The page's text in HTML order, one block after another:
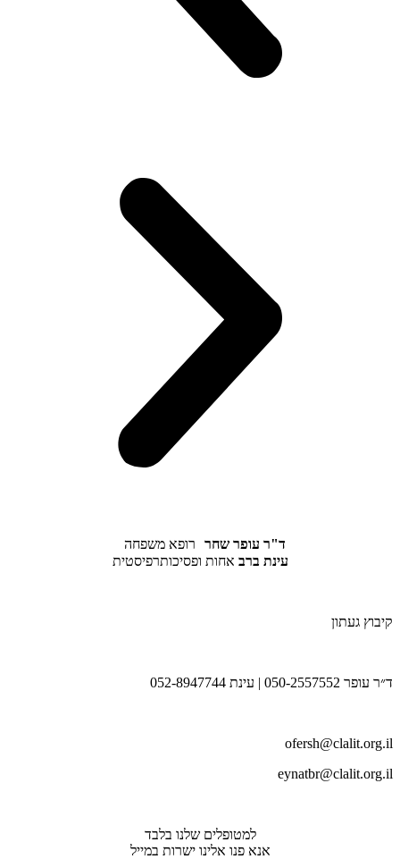
ד"ר עופר שחר רופא משפחה
עינת ברב אחות ופסיכותרפיסטית
קיבוץ געתון
ד״ר עופר 050-2557552 | עינת 052-8947744
ofersh@clalit.org.il
eynatbr@clalit.org.il
למטופלים שלנו בלבד
אנא פנו אלינו ישרות במייל